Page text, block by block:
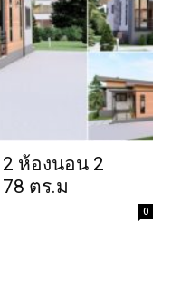
ห้องนอน 2
ตร.ม
0